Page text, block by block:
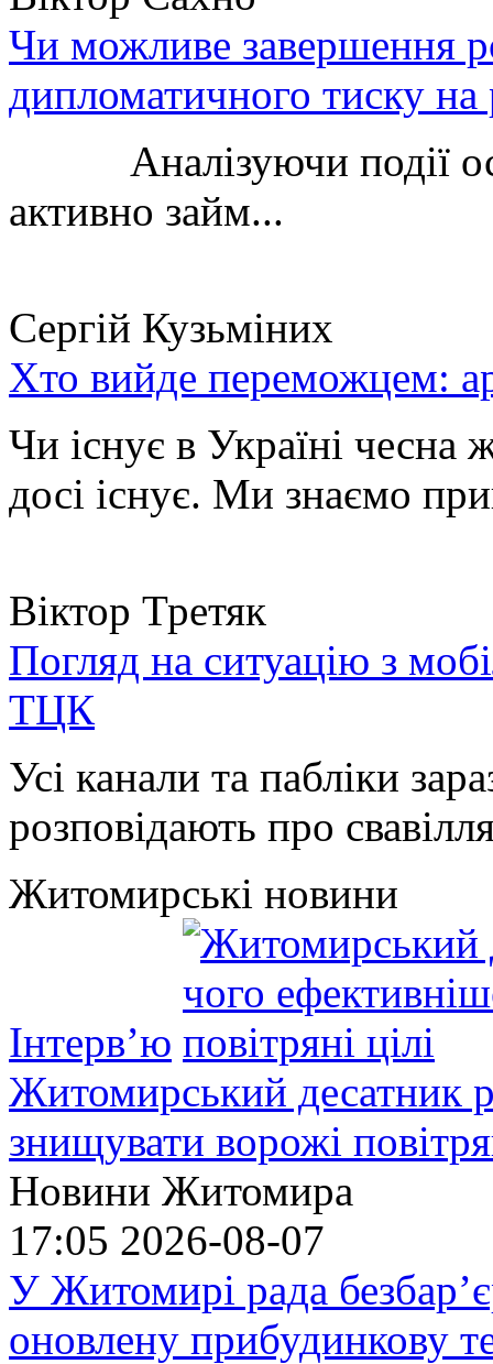
Чи можливе завершення
дипломатичного тиску
Аналізуючи події
активно займ...
Сергій Кузьміних
Хто вийде переможцем:
Чи існує в Україні чесна
досі існує. Ми знаємо
Віктор Третяк
Погляд на ситуацію з
ТЦК
Усі канали та пабліки
розповідають про
Житомирські новини
Інтерв’ю
Житомирський десатник
знищувати ворожі
Новини Житомира
17:05 2026-08-07
У Житомирі рада
оновлену прибудинкову